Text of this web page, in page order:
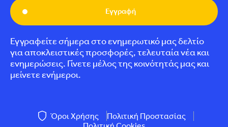
Εγγραφή
Εγγραφείτε σήμερα στο ενημερωτικό μας δελτίο
για αποκλειστικές προσφορές, τελευταία νέα και
ενημερώσεις. Γίνετε μέλος της κοινότητάς μας και
μείνετε ενήμεροι.
Όροι Χρήσης
Πολιτική Προστασίας